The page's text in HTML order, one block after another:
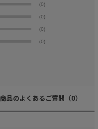
(0)
(0)
(0)
(0)
商品のよくあるご質問 （0）